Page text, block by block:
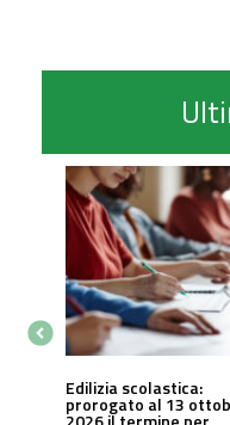
Edilizia scolastica:
prorogato al 13